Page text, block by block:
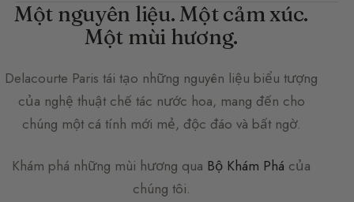
Một nguyên liệu. Một cảm xúc.
Một mùi hương.
Delacourte Paris tái tạo những nguyên liệu biểu tượng
của nghệ thuật chế tác nước hoa, mang đến cho
chúng một cá tính mới mẻ, độc đáo và bất ngờ.
Khám phá những mùi hương qua Bộ Khám Phá của
chúng tôi.